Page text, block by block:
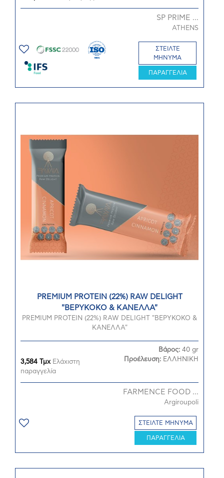
SP PRIME ...
ATHENS
ΣΤΕΙΛΤΕ
ΜΗΝΥΜΑ
ΠΑΡΑΓΓΕΛΙΑ
PREMIUM PROTEIN (22%) RAW DELIGHT
"ΒΕΡΥΚΟΚΟ & ΚΑΝΕΛΛΑ"
PREMIUM PROTEIN (22%) RAW DELIGHT "ΒΕΡΥΚΟΚΟ &
ΚΑΝΕΛΛΑ"
3,584 ΤμχΕλάχιστη
παραγγελία
Βάρος: 40 gr
Προέλευση: ΕΛΛΗΝΙΚΗ
FARMENCE FOOD ...
Argiroupoli
ΣΤΕΙΛΤΕ ΜΗΝΥΜΑ
ΠΑΡΑΓΓΕΛΙΑ